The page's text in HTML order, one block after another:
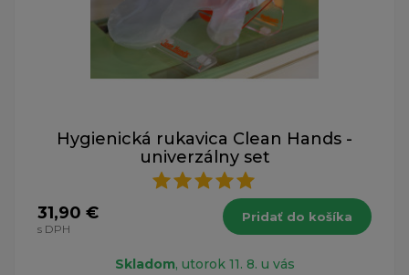
Hygienická rukavica Clean Hands -
univerzálny set
31,90 €
s DPH
Pridať do košíka
Skladom, utorok 11. 8. u vás